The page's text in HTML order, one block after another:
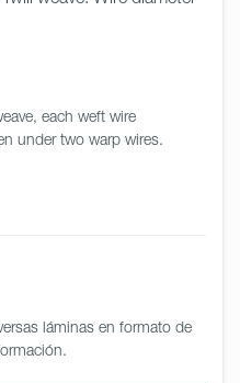
each weft wire
under two warp wires.
láminas en formato de